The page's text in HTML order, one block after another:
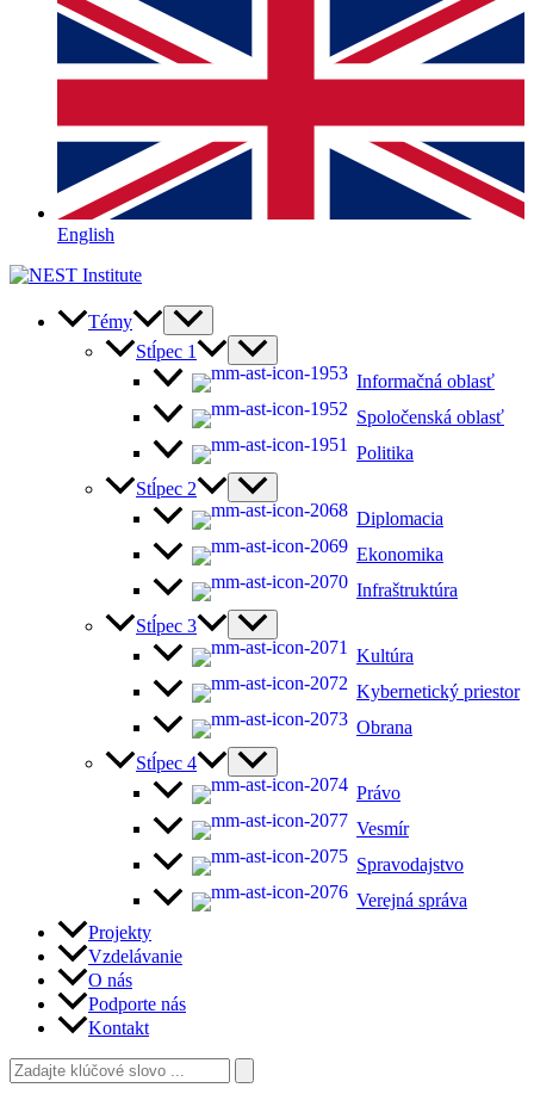
English
Témy
Stĺpec 1
Informačná oblasť
Spoločenská oblasť
Politika
Stĺpec 2
Diplomacia
Ekonomika
Infraštruktúra
Stĺpec 3
Kultúra
Kybernetický priestor
Obrana
Stĺpec 4
Právo
Vesmír
Spravodajstvo
Verejná správa
Projekty
Vzdelávanie
O nás
Podporte nás
Kontakt
Vyhľadať: